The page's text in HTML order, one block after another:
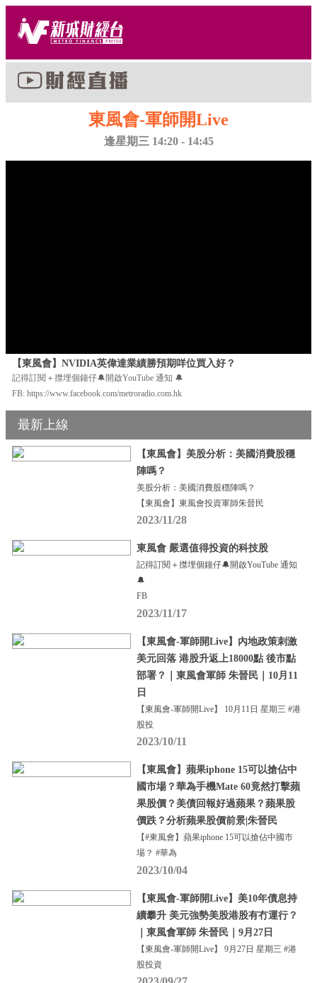
東風會-軍師開Live
逢星期三 14:20 - 14:45
【東風會】NVIDIA英偉達業績勝預期咩位買入好？
記得訂閱＋㩒埋個鐘仔🔔開啟YouTube 通知 🔔
FB: https://www.facebook.com/metroradio.com.hk
最新上線
【東風會】美股分析：美國消費股穩
陣嗎？
美股分析：美國消費股穩陣嗎？
【東風會】東風會投資軍師朱晉民
2023/11/28
東風會 嚴選值得投資的科技股
記得訂閱＋㩒埋個鐘仔🔔開啟YouTube 通知
🔔
FB
2023/11/17
【東風會-軍師開Live】內地政策刺激
美元回落 港股升返上18000點 後市點
部署？｜東風會軍師 朱晉民｜10月11
日
【東風會-軍師開Live】 10月11日 星期三 #港
股投
2023/10/11
【東風會】蘋果iphone 15可以搶佔中
國市場？華為手機Mate 60竟然打擊蘋
果股價？美債回報好過蘋果？蘋果股
價跌？分析蘋果股價前景|朱晉民
【#東風會】蘋果iphone 15可以搶佔中國市
場？ #華為
2023/10/04
【東風會-軍師開Live】美10年債息持
續攀升 美元強勢美股港股有冇運行？
｜東風會軍師 朱晉民｜9月27日
【東風會-軍師開Live】 9月27日 星期三 #港
股投資